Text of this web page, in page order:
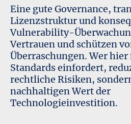
Eine gute Governance,
Lizenzstruktur und
Vulnerability-
Vertrauen und schützen
Überraschungen. Wer
Standards einfordert,
rechtliche Risiken,
nachhaltigen Wert der
Technologieinvestition.